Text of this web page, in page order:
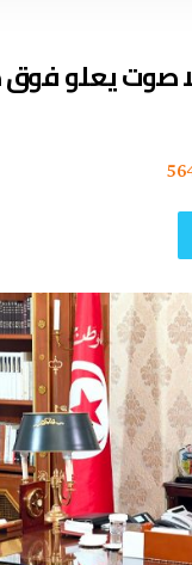
صوت يعلو